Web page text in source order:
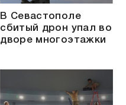
В Севастополе
сбитый дрон упал во
дворе многоэтажки